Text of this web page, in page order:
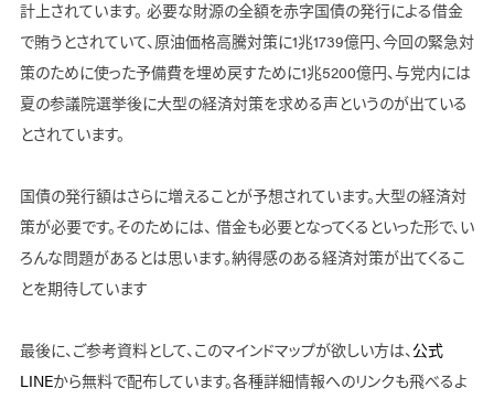
計上されています。 必要な財源の全額を赤字国債の発行による借金
で賄うとされていて、原油価格高騰対策に1兆1739億円、今回の緊急対
策のために使った予備費を埋め戻すために1兆5200億円、与党内には
夏の参議院選挙後に大型の経済対策を求める声というのが出ている
とされています。
国債の発行額はさらに増えることが予想されています。大型の経済対
策が必要です。そのためには、 借金も必要となってくるといった形で、い
ろんな問題があるとは思います。納得感のある経済対策が出てくるこ
とを期待しています
最後に、ご参考資料として、このマインドマップが欲しい方は、公式
LINEから無料で配布しています。各種詳細情報へのリンクも飛べるよ